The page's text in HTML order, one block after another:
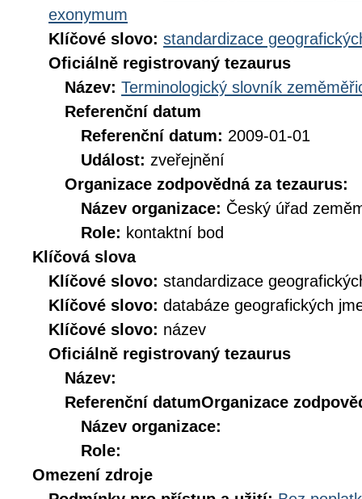
exonymum
Klíčové slovo: standardizace
Oficiálně registrovaný tezaurus
Název: Terminologický slovník
Referenční datum
Referenční datum: 2009-01-01
Událost: zveřejnění
Organizace zodpovědná za tezaurus:
Název organizace: Český úřad
Role: kontaktní bod
Klíčová slova
Klíčové slovo: standardizace
Klíčové slovo: databáze geografických
Klíčové slovo: název
Oficiálně registrovaný tezaurus
Název:
Referenční datumOrganizace
Název organizace:
Role:
Omezení zdroje